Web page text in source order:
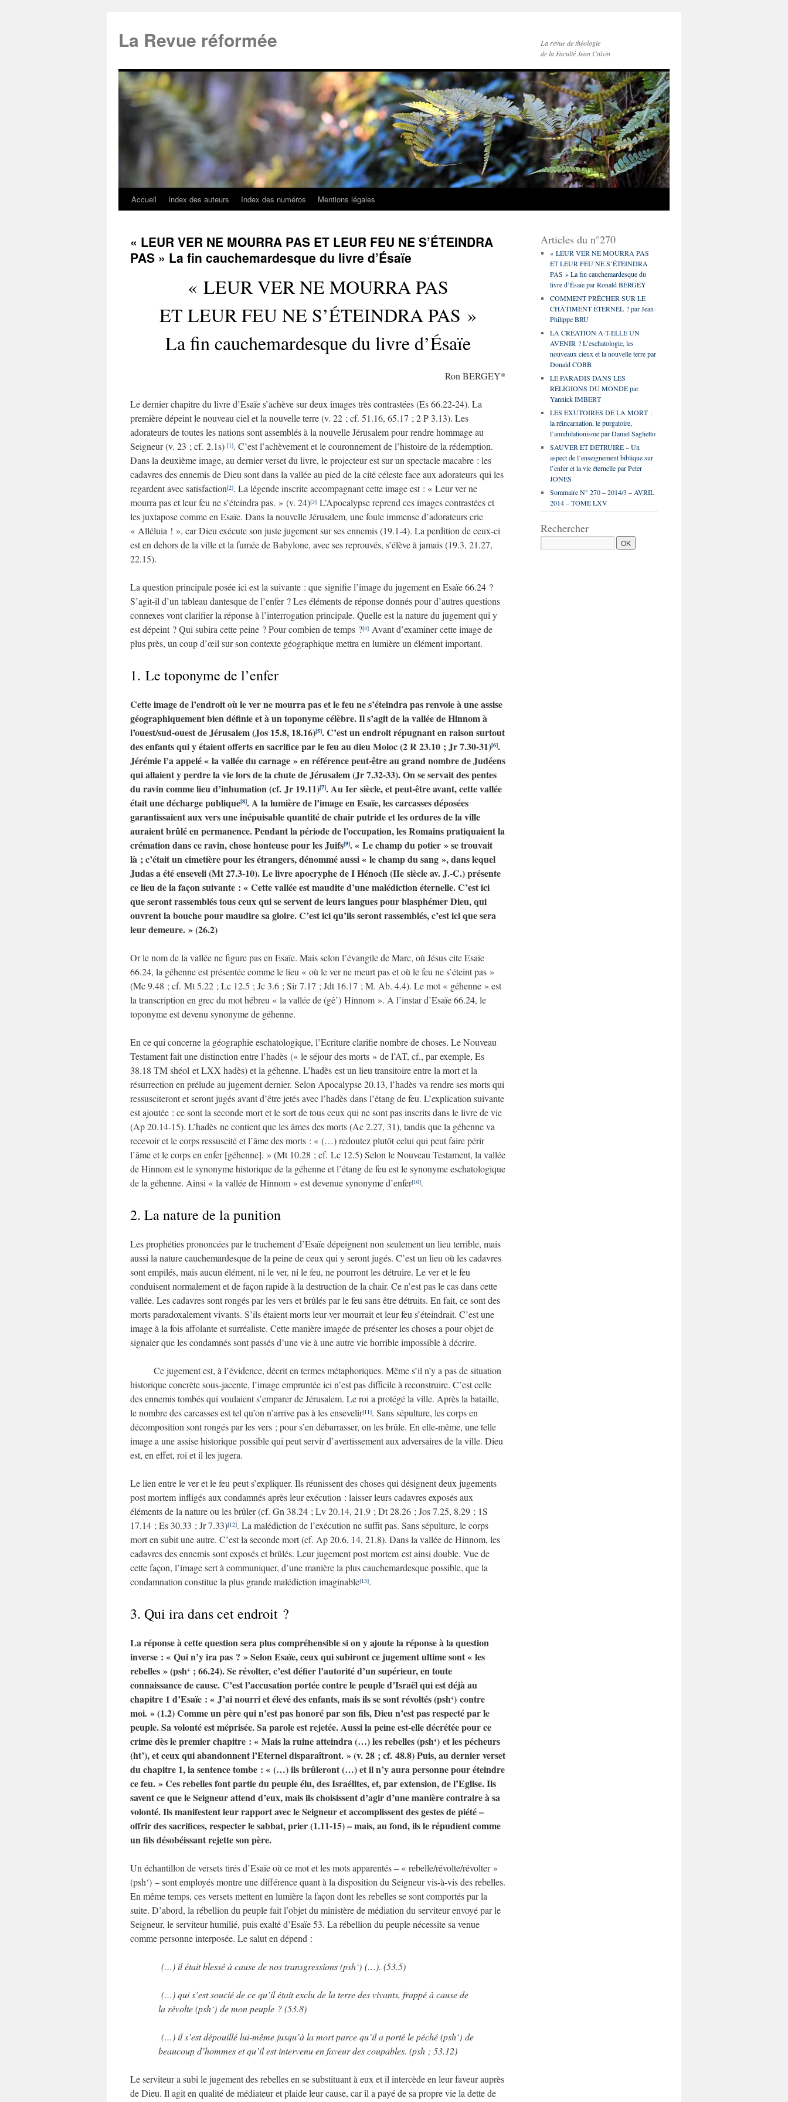
La Revue réformée
La revue de théologie
de la Faculté Jean Calvin
Accueil Index des auteurs Index des numéros Mentions légales
« LEUR VER NE MOURRA PAS ET LEUR FEU NE S’ÉTEINDRA
PAS » La fin cauchemardesque du livre d’Ésaïe
« LEUR VER NE MOURRA PAS
ET LEUR FEU NE S’ÉTEINDRA PAS »
La fin cauchemardesque du livre d’Ésaïe
Ron BERGEY*
Le dernier chapitre du livre d’Esaïe s’achève sur deux images très contrastées (Es 66.22-24). La
première dépeint le nouveau ciel et la nouvelle terre (v. 22 ; cf. 51.16, 65.17 ; 2 P 3.13). Les
adorateurs de toutes les nations sont assemblés à la nouvelle Jérusalem pour rendre hommage au
Seigneur (v. 23 ; cf. 2.1s) [1]. C’est l’achèvement et le couronnement de l’histoire de la rédemption.
Dans la deuxième image, au dernier verset du livre, le projecteur est sur un spectacle macabre : les
cadavres des ennemis de Dieu sont dans la vallée au pied de la cité céleste face aux adorateurs qui les
regardent avec satisfaction[2]. La légende inscrite accompagnant cette image est : « Leur ver ne
mourra pas et leur feu ne s’éteindra pas. » (v. 24)[3] L’Apocalypse reprend ces images contrastées et
les juxtapose comme en Esaïe. Dans la nouvelle Jérusalem, une foule immense d’adorateurs crie
« Alléluia ! », car Dieu exécute son juste jugement sur ses ennemis (19.1-4). La perdition de ceux-ci
est en dehors de la ville et la fumée de Babylone, avec ses reprouvés, s’élève à jamais (19.3, 21.27,
22.15).
La question principale posée ici est la suivante : que signifie l’image du jugement en Esaïe 66.24 ?
S’agit-il d’un tableau dantesque de l’enfer ? Les éléments de réponse donnés pour d’autres questions
connexes vont clarifier la réponse à l’interrogation principale. Quelle est la nature du jugement qui y
est dépeint ? Qui subira cette peine ? Pour combien de temps ?[4] Avant d’examiner cette image de
plus près, un coup d’œil sur son contexte géographique mettra en lumière un élément important.
1. Le toponyme de l’enfer
Cette image de l’endroit où le ver ne mourra pas et le feu ne s’éteindra pas renvoie à une assise
géographiquement bien définie et à un toponyme célèbre. Il s’agit de la vallée de Hinnom à
l’ouest/sud-ouest de Jérusalem (Jos 15.8, 18.16)[5]. C’est un endroit répugnant en raison surtout
des enfants qui y étaient offerts en sacrifice par le feu au dieu Moloc (2 R 23.10 ; Jr 7.30-31)[6].
Jérémie l’a appelé « la vallée du carnage » en référence peut-être au grand nombre de Judéens
qui allaient y perdre la vie lors de la chute de Jérusalem (Jr 7.32-33). On se servait des pentes
du ravin comme lieu d’inhumation (cf. Jr 19.11)[7]. Au Ier siècle, et peut-être avant, cette vallée
était une décharge publique[8]. A la lumière de l’image en Esaïe, les carcasses déposées
garantissaient aux vers une inépuisable quantité de chair putride et les ordures de la ville
auraient brûlé en permanence. Pendant la période de l’occupation, les Romains pratiquaient la
crémation dans ce ravin, chose honteuse pour les Juifs[9]. « Le champ du potier » se trouvait
là ; c’était un cimetière pour les étrangers, dénommé aussi « le champ du sang », dans lequel
Judas a été enseveli (Mt 27.3-10). Le livre apocryphe de I Hénoch (IIe siècle av. J.-C.) présente
ce lieu de la façon suivante : « Cette vallée est maudite d’une malédiction éternelle. C’est ici
que seront rassemblés tous ceux qui se servent de leurs langues pour blasphémer Dieu, qui
ouvrent la bouche pour maudire sa gloire. C’est ici qu’ils seront rassemblés, c’est ici que sera
leur demeure. » (26.2)
Or le nom de la vallée ne figure pas en Esaïe. Mais selon l’évangile de Marc, où Jésus cite Esaïe
66.24, la géhenne est présentée comme le lieu « où le ver ne meurt pas et où le feu ne s’éteint pas »
(Mc 9.48 ; cf. Mt 5.22 ; Lc 12.5 ; Jc 3.6 ; Sir 7.17 ; Jdt 16.17 ; M. Ab. 4.4). Le mot « géhenne » est
la transcription en grec du mot hébreu « la vallée de (gê’) Hinnom ». A l’instar d’Esaïe 66.24, le
toponyme est devenu synonyme de géhenne.
En ce qui concerne la géographie eschatologique, l’Ecriture clarifie nombre de choses. Le Nouveau
Testament fait une distinction entre l’hadès (« le séjour des morts » de l’AT, cf., par exemple, Es
38.18 TM shéol et LXX hadès) et la géhenne. L’hadès est un lieu transitoire entre la mort et la
résurrection en prélude au jugement dernier. Selon Apocalypse 20.13, l’hadès va rendre ses morts qui
ressusciteront et seront jugés avant d’être jetés avec l’hadès dans l’étang de feu. L’explication suivante
est ajoutée : ce sont la seconde mort et le sort de tous ceux qui ne sont pas inscrits dans le livre de vie
(Ap 20.14-15). L’hadès ne contient que les âmes des morts (Ac 2.27, 31), tandis que la géhenne va
recevoir et le corps ressuscité et l’âme des morts : « (…) redoutez plutôt celui qui peut faire périr
l’âme et le corps en enfer [géhenne]. » (Mt 10.28 ; cf. Lc 12.5) Selon le Nouveau Testament, la vallée
de Hinnom est le synonyme historique de la géhenne et l’étang de feu est le synonyme eschatologique
de la géhenne. Ainsi « la vallée de Hinnom » est devenue synonyme d’enfer[10].
2. La nature de la punition
Les prophéties prononcées par le truchement d’Esaïe dépeignent non seulement un lieu terrible, mais
aussi la nature cauchemardesque de la peine de ceux qui y seront jugés. C’est un lieu où les cadavres
sont empilés, mais aucun élément, ni le ver, ni le feu, ne pourront les détruire. Le ver et le feu
conduisent normalement et de façon rapide à la destruction de la chair. Ce n’est pas le cas dans cette
vallée. Les cadavres sont rongés par les vers et brûlés par le feu sans être détruits. En fait, ce sont des
morts paradoxalement vivants. S’ils étaient morts leur ver mourrait et leur feu s’éteindrait. C’est une
image à la fois affolante et surréaliste. Cette manière imagée de présenter les choses a pour objet de
signaler que les condamnés sont passés d’une vie à une autre vie horrible impossible à décrire.
Ce jugement est, à l’évidence, décrit en termes métaphoriques. Même s’il n’y a pas de situation
historique concrète sous-jacente, l’image empruntée ici n’est pas difficile à reconstruire. C’est celle
des ennemis tombés qui voulaient s’emparer de Jérusalem. Le roi a protégé la ville. Après la bataille,
le nombre des carcasses est tel qu’on n’arrive pas à les ensevelir[11]. Sans sépulture, les corps en
décomposition sont rongés par les vers ; pour s’en débarrasser, on les brûle. En elle-même, une telle
image a une assise historique possible qui peut servir d’avertissement aux adversaires de la ville. Dieu
est, en effet, roi et il les jugera.
Le lien entre le ver et le feu peut s’expliquer. Ils réunissent des choses qui désignent deux jugements
post mortem infligés aux condamnés après leur exécution : laisser leurs cadavres exposés aux
éléments de la nature ou les brûler (cf. Gn 38.24 ; Lv 20.14, 21.9 ; Dt 28.26 ; Jos 7.25, 8.29 ; 1S
17.14 ; Es 30.33 ; Jr 7.33)[12]. La malédiction de l’exécution ne suffit pas. Sans sépulture, le corps
mort en subit une autre. C’est la seconde mort (cf. Ap 20.6, 14, 21.8). Dans la vallée de Hinnom, les
cadavres des ennemis sont exposés et brûlés. Leur jugement post mortem est ainsi double. Vue de
cette façon, l’image sert à communiquer, d’une manière la plus cauchemardesque possible, que la
condamnation constitue la plus grande malédiction imaginable[13].
3. Qui ira dans cet endroit ?
La réponse à cette question sera plus compréhensible si on y ajoute la réponse à la question
inverse : « Qui n’y ira pas ? » Selon Esaïe, ceux qui subiront ce jugement ultime sont « les
rebelles » (psh‘ ; 66.24). Se révolter, c’est défier l’autorité d’un supérieur, en toute
connaissance de cause. C’est l’accusation portée contre le peuple d’Israël qui est déjà au
chapitre 1 d’Esaïe : « J’ai nourri et élevé des enfants, mais ils se sont révoltés (psh‘) contre
moi. » (1.2) Comme un père qui n’est pas honoré par son fils, Dieu n’est pas respecté par le
peuple. Sa volonté est méprisée. Sa parole est rejetée. Aussi la peine est-elle décrétée pour ce
crime dès le premier chapitre : « Mais la ruine atteindra (…) les rebelles (psh‘) et les pécheurs
(ht’), et ceux qui abandonnent l’Eternel disparaîtront. » (v. 28 ; cf. 48.8) Puis, au dernier verset
du chapitre 1, la sentence tombe : « (…) ils brûleront (…) et il n’y aura personne pour éteindre
ce feu. » Ces rebelles font partie du peuple élu, des Israélites, et, par extension, de l’Eglise. Ils
savent ce que le Seigneur attend d’eux, mais ils choisissent d’agir d’une manière contraire à sa
volonté. Ils manifestent leur rapport avec le Seigneur et accomplissent des gestes de piété –
offrir des sacrifices, respecter le sabbat, prier (1.11-15) – mais, au fond, ils le répudient comme
un fils désobéissant rejette son père.
Un échantillon de versets tirés d’Esaïe où ce mot et les mots apparentés – « rebelle/révolte/révolter »
(psh‘) – sont employés montre une différence quant à la disposition du Seigneur vis-à-vis des rebelles.
En même temps, ces versets mettent en lumière la façon dont les rebelles se sont comportés par la
suite. D’abord, la rébellion du peuple fait l’objet du ministère de médiation du serviteur envoyé par le
Seigneur, le serviteur humilié, puis exalté d’Esaïe 53. La rébellion du peuple nécessite sa venue
comme personne interposée. Le salut en dépend :
(…) il était blessé à cause de nos transgressions (psh‘) (…). (53.5)
(…) qui s’est soucié de ce qu’il était exclu de la terre des vivants, frappé à cause de
la révolte (psh‘) de mon peuple ? (53.8)
(…) il s’est dépouillé lui-même jusqu’à la mort parce qu’il a porté le péché (psh‘) de
beaucoup d’hommes et qu’il est intervenu en faveur des coupables. (psh ; 53.12)
Le serviteur a subi le jugement des rebelles en se substituant à eux et il intercède en leur faveur auprès
de Dieu. Il agit en qualité de médiateur et plaide leur cause, car il a payé de sa propre vie la dette de
Articles du n°270
« LEUR VER NE MOURRA PAS
ET LEUR FEU NE S’ÉTEINDRA
PAS » La fin cauchemardesque du
livre d’Ésaïe par Ronald BERGEY
COMMENT PRÊCHER SUR LE
CHÂTIMENT ÉTERNEL ? par Jean-
Philippe BRU
LA CRÉATION A-T-ELLE UN
AVENIR ? L’eschatologie, les
nouveaux cieux et la nouvelle terre par
Donald COBB
LE PARADIS DANS LES
RELIGIONS DU MONDE par
Yannick IMBERT
LES EXUTOIRES DE LA MORT :
la réincarnation, le purgatoire,
l’annihilationisme par Daniel Saglietto
SAUVER ET DÉTRUIRE – Un
aspect de l’enseignement biblique sur
l’enfer et la vie éternelle par Peter
JONES
Sommaire N° 270 – 2014/3 – AVRIL
2014 – TOME LXV
Rechercher